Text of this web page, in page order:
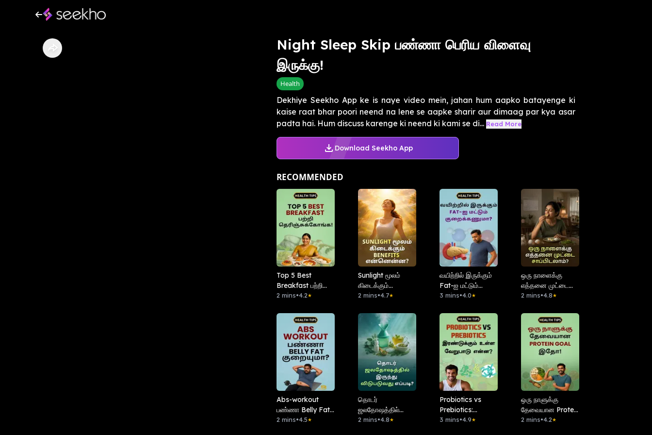
Night Sleep Skip பண்ணா பெரிய விளைவு
இருக்கு!
Health
Dekhiye Seekho App ke is naye video mein, jahan hum aapko batayenge ki
kaise raat bhar poori neend na lene se aapke sharir aur dimaag par kya asar
padta hai. Hum discuss karenge ki neend ki kami se di... Read More
Download Seekho App
RECOMMENDED
Top 5 Best
Breakfast பற்றி
தெரிஞ்சுக்கோங்க!
2 mins•4.2★
Sunlight மூலம்
கிடைக்கும்
Benefits
2 mins•4.7★
வயிற்றில் இருக்கும்
Fat-ஐ மட்டும்
குறைக்கணுமா?
3 mins•4.0★
ஒரு நாளைக்கு
எத்தனை முட்டை
சாப்பிடலாம்?
2 mins•4.8★
Abs-workout
பண்ணா Belly Fat
குறையுமா?
2 mins•4.5★
தொடர்
ஜலதோஷத்தில்
இருந்து விடுபடுவது
2 mins•4.8★
Probiotics vs
Prebiotics:
இரண்டுக்கும் உள்ள
3 mins•4.9★
ஒரு நாளுக்கு
தேவையான Protein
Goal இதோ!
2 mins•4.2★